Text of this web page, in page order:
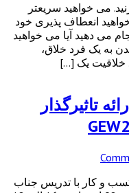
می خواهید سریعتر
انعطاف پذیری خود
می دهید آیا می خواهید
به یک فرد خلاق،
یک […]
تاثیرگذار
کسب و کار با تدریس جناب